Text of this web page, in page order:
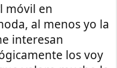
móvil en
al menos yo la
interesan
los voy